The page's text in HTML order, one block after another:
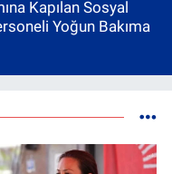
Kapılan Sosyal
Yoğun Bakıma